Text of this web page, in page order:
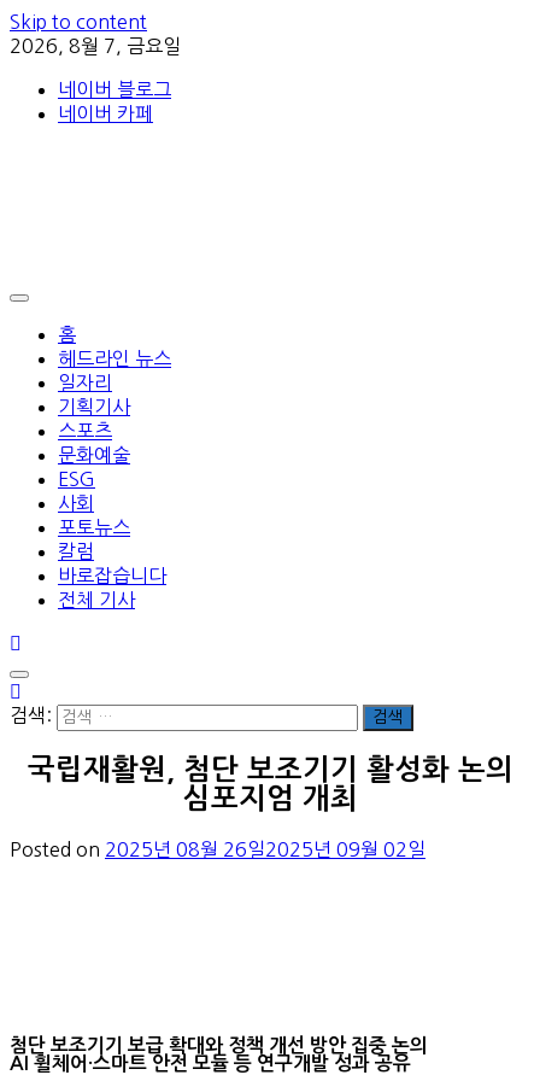
Skip to content
2026, 8월 7, 금요일
네이버 블로그
네이버 카페
홈
헤드라인 뉴스
일자리
기획기사
스포츠
문화예술
ESG
사회
포토뉴스
칼럼
바로잡습니다
전체 기사
검색:
국립재활원, 첨단 보조기기 활성화 논의
심포지엄 개최
Posted on 2025년 08월 26일2025년 09월 02일
첨단 보조기기 보급 확대와 정책 개선 방안 집중 논의
AI 휠체어·스마트 안전 모듈 등 연구개발 성과 공유